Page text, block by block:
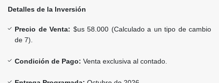
Detalles de la Inversión
Precio de Venta: $us 58.000 (Calculado a un tipo de cambio
de 7).
Condición de Pago: Venta exclusiva al contado.